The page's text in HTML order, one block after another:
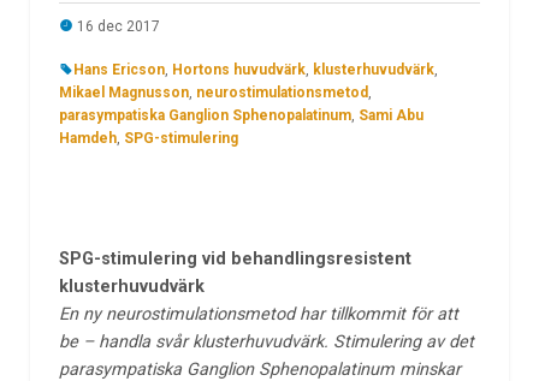
16 dec 2017
Hans Ericson, Hortons huvudvärk, klusterhuvudvärk,
Mikael Magnusson, neurostimulationsmetod ,
parasympatiska Ganglion Sphenopalatinum, Sami Abu
Hamdeh, SPG-stimulering
SPG-stimulering vid behandlingsresistent
klusterhuvudvärk
En ny neurostimulationsmetod har tillkommit för att
be – handla svår klusterhuvudvärk. Stimulering av det
parasympatiska Ganglion Sphenopalatinum minskar